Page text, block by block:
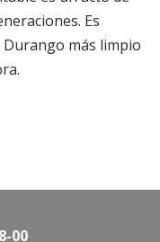
Es
más limpio
00